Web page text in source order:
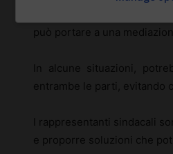
insoddisfacenti che
può portare a una
In alcune situazioni,
entrambe le parti, evitando
I rappresentanti sindacali
e proporre soluzioni che